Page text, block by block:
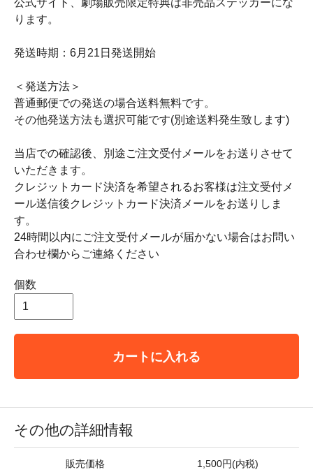
公式サイト、劇場販売限定特典は非売品ステッカーにな
ります。
発送時期：6月21日発送開始
＜発送方法＞
普通郵便での発送の場合送料無料です。
その他発送方法も選択可能です(別途送料発生致します)
当店での確認後、別途ご注文受付メールをお送りさせて
いただきます。
クレジットカード決済を希望されるお客様は注文受付メ
ール送信後クレジットカード決済メールをお送りしま
す。
24時間以内にご注文受付メールが届かない場合はお問い
合わせ欄からご連絡ください
個数
カートに入れる
その他の詳細情報
販売価格 1,500円(内税)